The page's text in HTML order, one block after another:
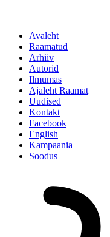
Avaleht
Raamatud
Arhiiv
Autorid
Ilmumas
Ajaleht Raamat
Uudised
Kontakt
Facebook
English
Kampaania
Soodus